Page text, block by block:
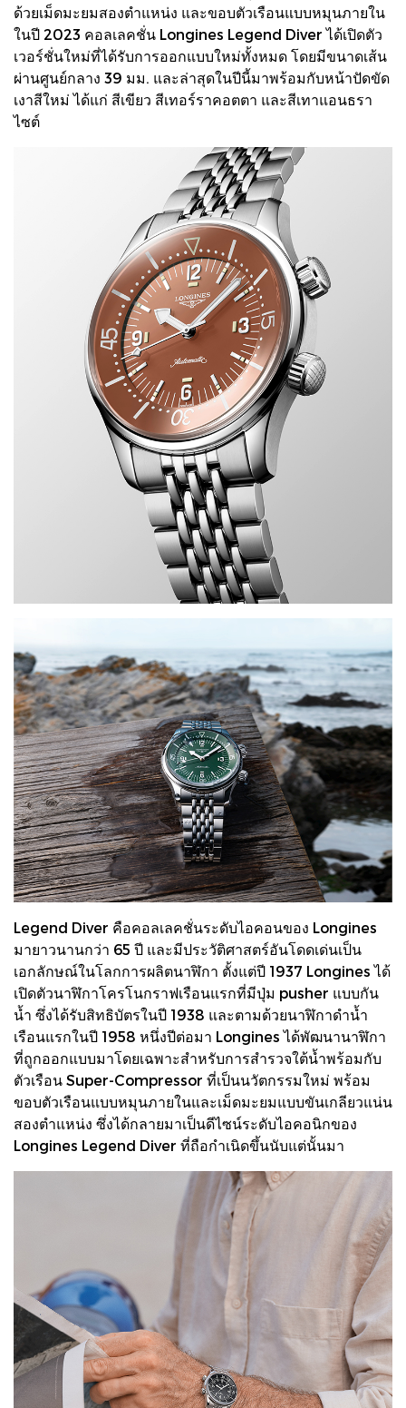
ด้วยเม็ดมะยมสองตำแหน่ง และขอบตัวเรือนแบบหมุนภายใน
ในปี 2023 คอลเลคชั่น Longines Legend Diver ได้เปิดตัว
เวอร์ชั่นใหม่ที่ได้รับการออกแบบใหม่ทั้งหมด โดยมีขนาดเส้น
ผ่านศูนย์กลาง 39 มม. และล่าสุดในปีนี้มาพร้อมกับหน้าปัดขัด
เงาสีใหม่ ได้แก่ สีเขียว สีเทอร์ราคอตตา และสีเทาแอนธรา
ไซต์
Legend Diver คือคอลเลคชั่นระดับไอคอนของ Longines
มายาวนานกว่า 65 ปี และมีประวัติศาสตร์อันโดดเด่นเป็น
เอกลักษณ์ในโลกการผลิตนาฬิกา ตั้งแต่ปี 1937 Longines ได้
เปิดตัวนาฬิกาโครโนกราฟเรือนแรกที่มีปุ่ม pusher แบบกัน
น้ำ ซึ่งได้รับสิทธิบัตรในปี 1938 และตามด้วยนาฬิกาดำน้ำ
เรือนแรกในปี 1958 หนึ่งปีต่อมา Longines ได้พัฒนานาฬิกา
ที่ถูกออกแบบมาโดยเฉพาะสำหรับการสำรวจใต้น้ำพร้อมกับ
ตัวเรือน Super-Compressor ที่เป็นนวัตกรรมใหม่ พร้อม
ขอบตัวเรือนแบบหมุนภายในและเม็ดมะยมแบบขันเกลียวแน่น
สองตำแหน่ง ซึ่งได้กลายมาเป็นดีไซน์ระดับไอคอนิกของ
Longines Legend Diver ที่ถือกำเนิดขึ้นนับแต่นั้นมา